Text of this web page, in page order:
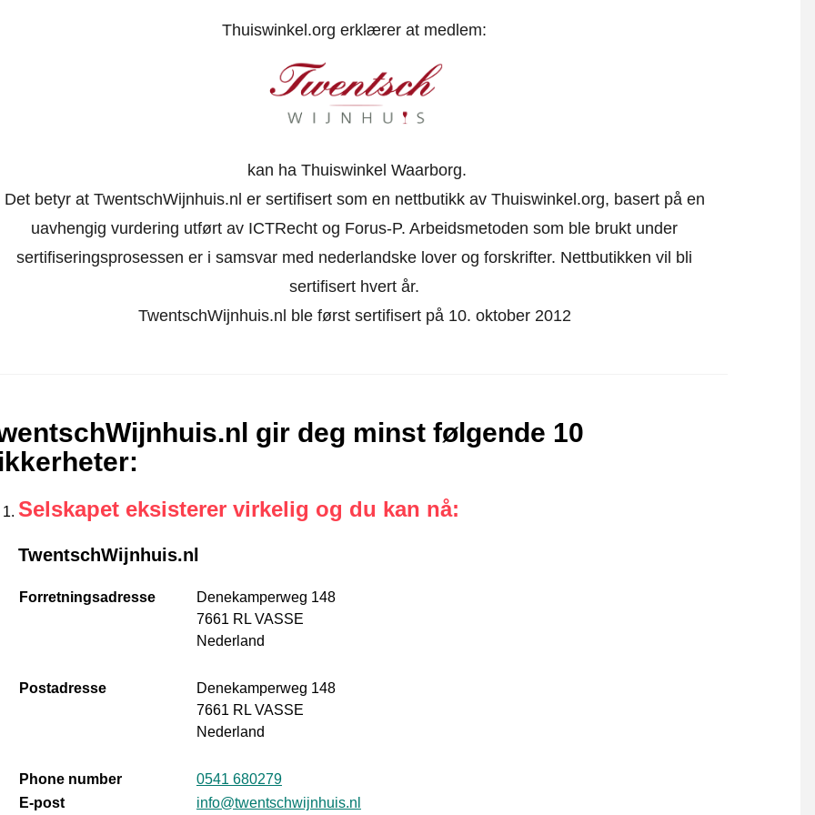
Thuiswinkel.org erklærer at medlem:
kan ha Thuiswinkel Waarborg.
Det betyr at TwentschWijnhuis.nl er sertifisert som en nettbutikk av Thuiswinkel.org, basert på en
uavhengig vurdering utført av ICTRecht og Forus-P. Arbeidsmetoden som ble brukt under
sertifiseringsprosessen er i samsvar med nederlandske lover og forskrifter. Nettbutikken vil bli
sertifisert hvert år.
TwentschWijnhuis.nl ble først sertifisert på 10. oktober 2012
gir deg minst følgende 10
:
Selskapet eksisterer virkelig og du kan nå:
TwentschWijnhuis.nl
Forretningsadresse
Denekamperweg 148
7661 RL VASSE
Nederland
Postadresse
Denekamperweg 148
7661 RL VASSE
Nederland
Phone number
0541 680279
E-post
info@twentschwijnhuis.nl